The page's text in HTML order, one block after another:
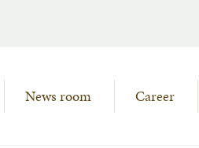
News room Career